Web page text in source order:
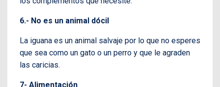
6.- No es un animal dócil
La iguana es un animal salvaje por lo que no esperes
que sea como un gato o un perro y que le agraden
las caricias.
7- Alimentación